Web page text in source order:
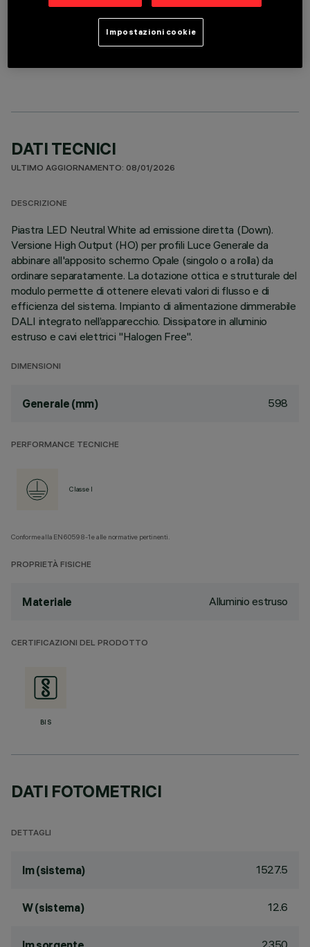
MODULO LINEARE
DATI TECNICI
ULTIMO AGGIORNAMENTO: 08/01/2026
DESCRIZIONE
Piastra LED Neutral White ad emissione diretta (Down).
Versione High Output (HO) per profili Luce Generale da
abbinare all'apposito schermo Opale (singolo o a rolla) da
ordinare separatamente. La dotazione ottica e strutturale del
modulo permette di ottenere elevati valori di flusso e di
efficienza del sistema. Impianto di alimentazione dimmerabile
DALI integrato nell’apparecchio. Dissipatore in alluminio
estruso e cavi elettrici "Halogen Free".
DIMENSIONI
Generale (mm) 598
PERFORMANCE TECNICHE
Classe I
Conforme alla EN60598-1 e alle normative pertinenti.
PROPRIETÀ FISICHE
Materiale Alluminio estruso
CERTIFICAZIONI DEL PRODOTTO
BIS
DATI FOTOMETRICI
DETTAGLI
lm (sistema) 1527.5
W (sistema) 12.6
2350
Impostazioni cookie